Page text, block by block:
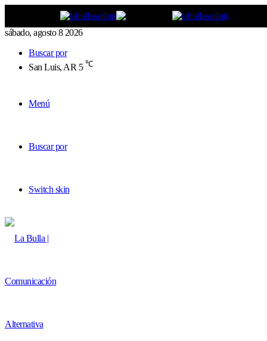
sábado, agosto 8 2026
Buscar por
San Luis, AR 5 ℃
Menú
Buscar por
Switch skin